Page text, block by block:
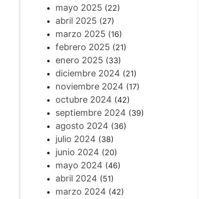
mayo 2025 (22)
abril 2025 (27)
marzo 2025 (16)
febrero 2025 (21)
enero 2025 (33)
diciembre 2024 (21)
noviembre 2024 (17)
octubre 2024 (42)
septiembre 2024 (39)
agosto 2024 (36)
julio 2024 (38)
junio 2024 (20)
mayo 2024 (46)
abril 2024 (51)
marzo 2024 (42)